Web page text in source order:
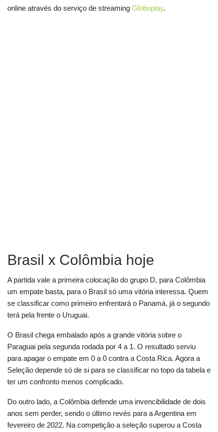
online através do serviço de streaming Globoplay.
Brasil x Colômbia hoje
A partida vale a primeira colocação do grupo D, para Colômbia
um empate basta, para o Brasil só uma vitória interessa. Quem
se classificar como primeiro enfrentará o Panamá, já o segundo
terá pela frente o Uruguai.
O Brasil chega embalado após a grande vitória sobre o
Paraguai pela segunda rodada por 4 a 1. O resultado serviu
para apagar o empate em 0 a 0 contra a Costa Rica. Agora a
Seleção depende só de si para se classificar no topo da tabela e
ter um confronto menos complicado.
Do outro lado, a Colômbia defende uma invencibilidade de dois
anos sem perder, sendo o último revés para a Argentina em
fevereiro de 2022. Na competição a seleção superou a Costa